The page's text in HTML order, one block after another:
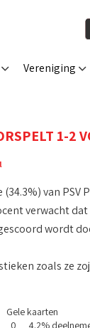
Vereniging
1-2
van
verwacht
wordt
zoals ze
Gele kaarten
0
4.2%